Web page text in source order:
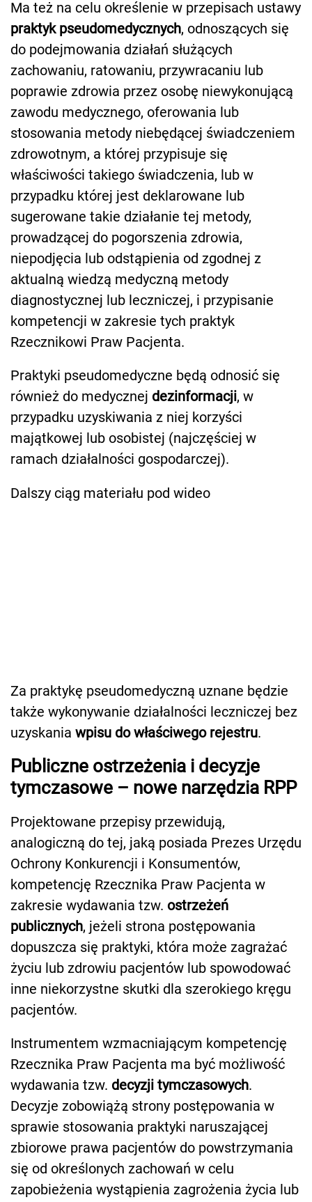
Ma też na celu określenie w przepisach ustawy
praktyk pseudomedycznych, odnoszących się
do podejmowania działań służących
zachowaniu, ratowaniu, przywracaniu lub
poprawie zdrowia przez osobę niewykonującą
zawodu medycznego, oferowania lub
stosowania metody niebędącej świadczeniem
zdrowotnym, a której przypisuje się
właściwości takiego świadczenia, lub w
przypadku której jest deklarowane lub
sugerowane takie działanie tej metody,
prowadzącej do pogorszenia zdrowia,
niepodjęcia lub odstąpienia od zgodnej z
aktualną wiedzą medyczną metody
diagnostycznej lub leczniczej, i przypisanie
kompetencji w zakresie tych praktyk
Rzecznikowi Praw Pacjenta.
Praktyki pseudomedyczne będą odnosić się
również do medycznej dezinformacji, w
przypadku uzyskiwania z niej korzyści
majątkowej lub osobistej (najczęściej w
ramach działalności gospodarczej).
Dalszy ciąg materiału pod wideo
Za praktykę pseudomedyczną uznane będzie
także wykonywanie działalności leczniczej bez
uzyskania wpisu do właściwego rejestru.
Publiczne ostrzeżenia i decyzje
tymczasowe – nowe narzędzia RPP
Projektowane przepisy przewidują,
analogiczną do tej, jaką posiada Prezes Urzędu
Ochrony Konkurencji i Konsumentów,
kompetencję Rzecznika Praw Pacjenta w
zakresie wydawania tzw. ostrzeżeń
publicznych, jeżeli strona postępowania
dopuszcza się praktyki, która może zagrażać
życiu lub zdrowiu pacjentów lub spowodować
inne niekorzystne skutki dla szerokiego kręgu
pacjentów.
Instrumentem wzmacniającym kompetencję
Rzecznika Praw Pacjenta ma być możliwość
wydawania tzw. decyzji tymczasowych.
Decyzje zobowiążą strony postępowania w
sprawie stosowania praktyki naruszającej
zbiorowe prawa pacjentów do powstrzymania
się od określonych zachowań w celu
zapobieżenia wystąpienia zagrożenia życia lub